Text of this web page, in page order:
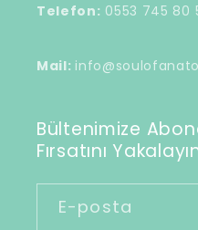
Telefon: 0553 745 80
Mail:
Bültenimize
Fırsatını
E-posta